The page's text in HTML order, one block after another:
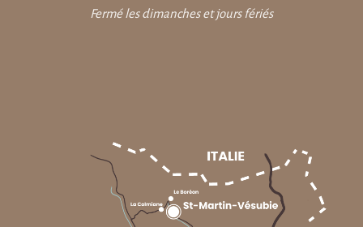
Fermé les dimanches et jours fériés